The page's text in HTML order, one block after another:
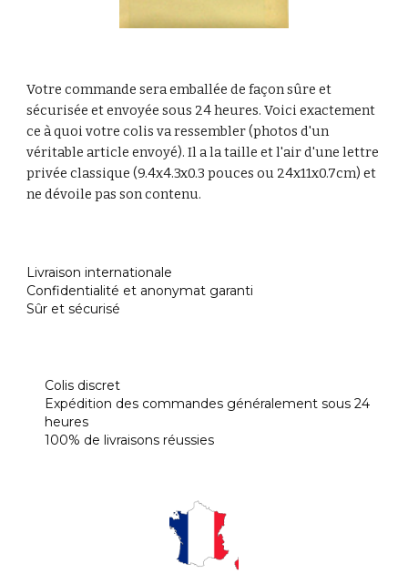
Votre commande sera emballée de façon sûre et
sécurisée et envoyée sous 24 heures. Voici exactement
ce à quoi votre colis va ressembler (photos d'un
véritable article envoyé). Il a la taille et l'air d'une lettre
privée classique (9.4x4.3x0.3 pouces ou 24x11x0.7cm) et
ne dévoile pas son contenu.
Livraison internationale
Confidentialité et anonymat garanti
Sûr et sécurisé
Colis discret
Expédition des commandes généralement sous 24
heures
100% de livraisons réussies